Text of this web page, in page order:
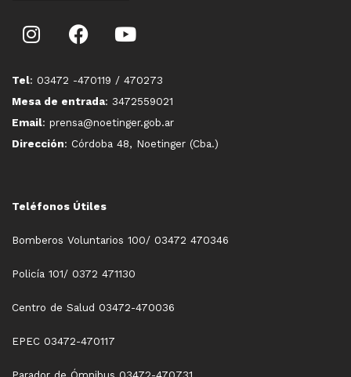
Tel: 03472 -470119 / 470273
Mesa de entrada: 3472559021
Email: prensa@noetinger.gob.ar
Dirección: Córdoba 48, Noetinger (Cba.)
Teléfonos Útiles
Bomberos Voluntarios 100/ 03472 470346
Policía 101/ 0372 471130
Centro de Salud 03472-470036
EPEC 03472-470117